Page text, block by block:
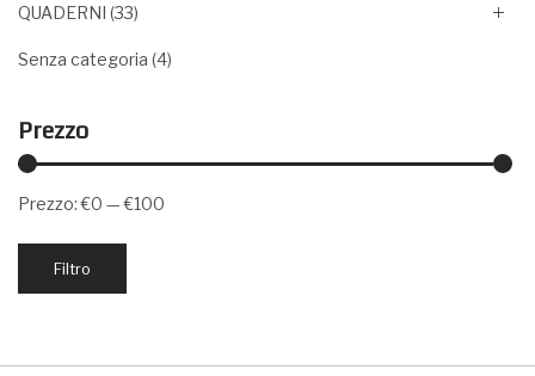
QUADERNI (33)
Senza categoria (4)
Prezzo
Filtro
Prezzo:€0 —€100